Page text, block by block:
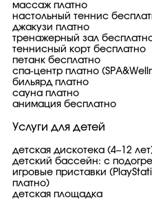
массаж платно
настольный теннис
джакузи платно
тренажерный зал
теннисный корт бесплатно
петанк бесплатно
спа-центр платно
бильярд платно
сауна платно
анимация бесплатно
Услуги для детей
детская дискотека (4–12
детский бассейн: с
игровые приставки
платно)
детская площадка